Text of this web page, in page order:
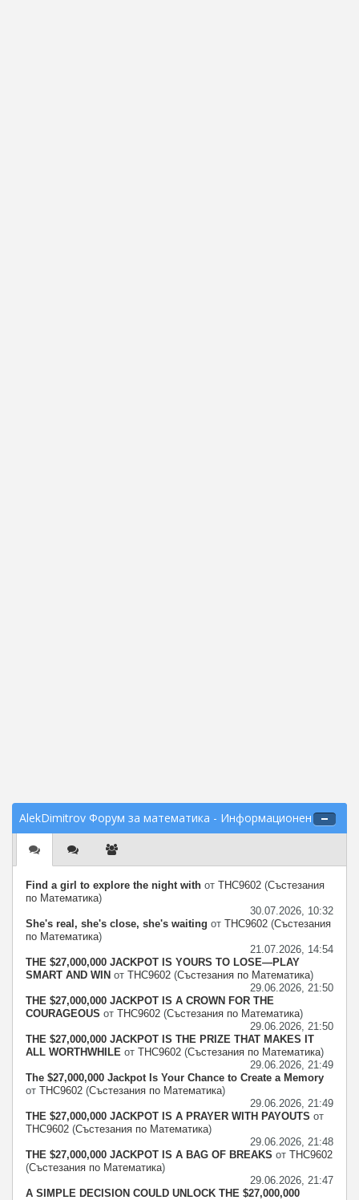
AlekDimitrov Форум за математика - Информационен
център
Find a girl to explore the night with от THC9602 (Състезания
по Математика)
30.07.2026, 10:32
She's real, she's close, she's waiting от THC9602 (Състезания
по Математика)
21.07.2026, 14:54
THE $27,000,000 JACKPOT IS YOURS TO LOSE—PLAY
SMART AND WIN от THC9602 (Състезания по Математика)
29.06.2026, 21:50
THE $27,000,000 JACKPOT IS A CROWN FOR THE
COURAGEOUS от THC9602 (Състезания по Математика)
29.06.2026, 21:50
THE $27,000,000 JACKPOT IS THE PRIZE THAT MAKES IT
ALL WORTHWHILE от THC9602 (Състезания по Математика)
29.06.2026, 21:49
The $27,000,000 Jackpot Is Your Chance to Create a Memory
от
THC9602 (Състезания по Математика)
29.06.2026, 21:49
THE $27,000,000 JACKPOT IS A PRAYER WITH PAYOUTS от
THC9602 (Състезания по Математика)
29.06.2026, 21:48
THE $27,000,000 JACKPOT IS A BAG OF BREAKS от
THC9602
(Състезания по Математика)
29.06.2026, 21:47
A SIMPLE DECISION COULD UNLOCK THE $27,000,000